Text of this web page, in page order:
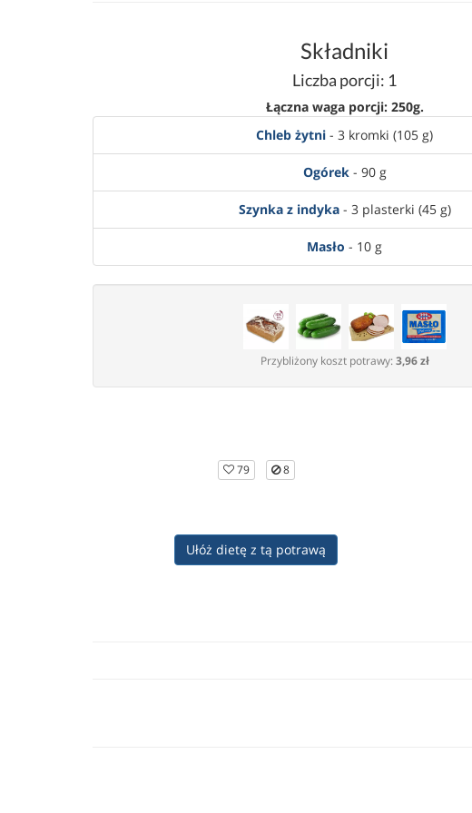
Składniki
Liczba porcji: 1
Łączna waga porcji: 250g.
Chleb żytni - 3 kromki (105 g)
Ogórek- 90 g
Szynka z indyka- 3 plasterki (45 g)
Masło - 10 g
Przybliżony koszt potrawy:3,96 zł
79 8
Ułóż dietę z tą potrawą